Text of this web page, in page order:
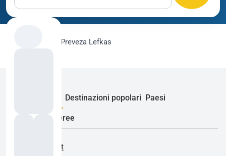
Preveza Lefkas
Destinazioni popolari Paesi
Compagnie aeree
Roma - Bucarest